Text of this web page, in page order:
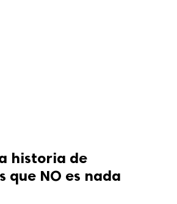
historia de
que NO es nada